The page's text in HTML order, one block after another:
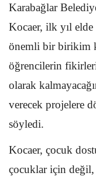
Karabağlar
Kocaer, ilk yıl
önemli bir birikim
öğrencilerin
olarak
verecek projelere
söyledi.
Kocaer, çocuk
çocuklar için